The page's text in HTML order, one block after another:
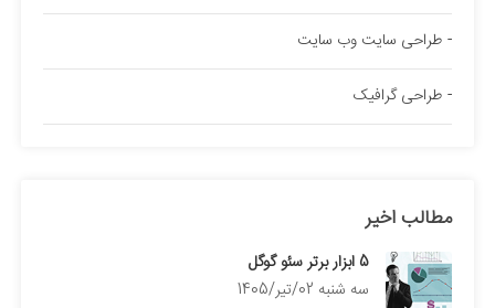
طراحی سایت وب سایت
طراحی گرافیک
مطالب اخیر
5 ابزار برتر سئو گوگل
سه شنبه 02/تیر/1405